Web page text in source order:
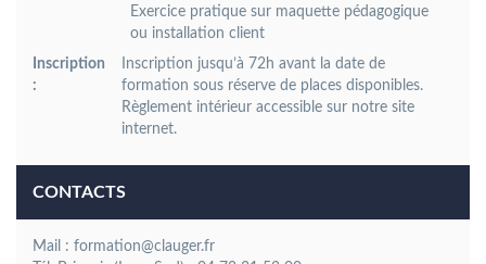
Exercice pratique sur maquette pédagogique
ou installation client
Inscription
:
Inscription jusqu’à 72h avant la date de
formation sous réserve de places disponibles.
Règlement intérieur accessible sur notre site
internet.
CONTACTS
Mail : formation@clauger.fr